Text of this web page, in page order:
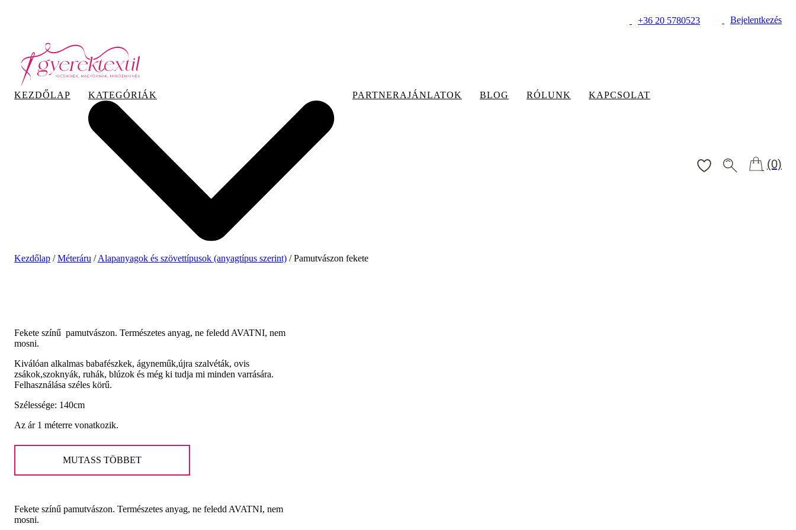
+36 20 5780523 Bejelentkezés
KEZDŐLAP KATEGÓRIÁK PARTNERAJÁNLATOK BLOG RÓLUNK KAPCSOLAT
(0)
Kezdőlap /Méteráru /Alapanyagok és szövettípusok (anyagtípus szerint) /Pamutvászon fekete
Fekete színű pamutvászon. Természetes anyag, ne feledd AVATNI, nem
mosni.
Kiválóan alkalmas babafészkek, ágyneműk,újra szalvéták, ovis
zsákok,szoknyák, ruhák, blúzok és még ki tudja mi minden varrására.
Felhasználása széles körű.
Szélessége: 140cm
Az ár 1 méterre vonatkozik.
MUTASS TÖBBET
Fekete színű pamutvászon. Természetes anyag, ne feledd AVATNI, nem
mosni.